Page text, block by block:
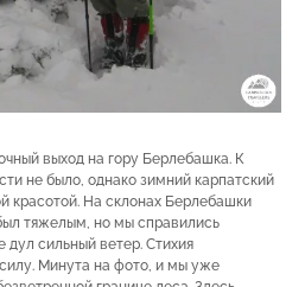
выход на гору Берлебашка. К
не было, однако зимний карпатский
красотой. На склонах Берлебашки
тяжелым, но мы справились
сильный ветер. Стихия
Минута на фото, и мы уже